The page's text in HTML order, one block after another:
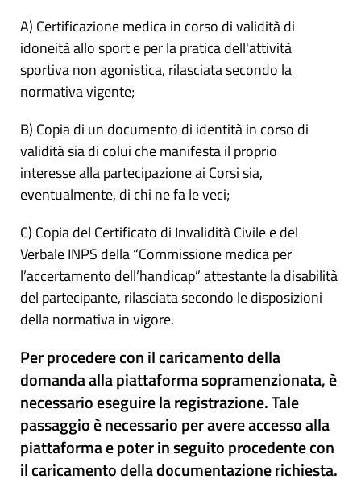
A) Certificazione medica in corso di validità di
idoneità allo sport e per la pratica dell'attività
sportiva non agonistica, rilasciata secondo la
normativa vigente;
B) Copia di un documento di identità in corso di
validità sia di colui che manifesta il proprio
interesse alla partecipazione ai Corsi sia,
eventualmente, di chi ne fa le veci;
C) Copia del Certificato di Invalidità Civile e del
Verbale INPS della “Commissione medica per
l’accertamento dell’handicap” attestante la disabilità
del partecipante, rilasciata secondo le disposizioni
della normativa in vigore.
Per procedere con il caricamento della
domanda alla piattaforma sopramenzionata, è
necessario eseguire la registrazione. Tale
passaggio è necessario per avere accesso alla
piattaforma e poter in seguito procedente con
il caricamento della documentazione richiesta.